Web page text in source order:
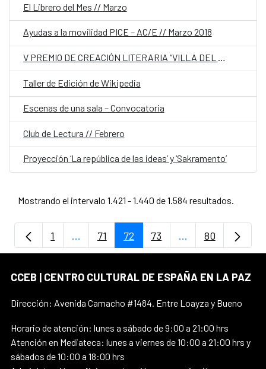
El Librero del Mes // Marzo
Ayudas a la movilidad PICE – AC/E // Marzo 2018
V PREMIO DE CREACIÓN LITERARIA “VILLA DEL LIBRO”. PREMIO DE NOVELA 2017
Taller de Edición de Wikipedia
Escenas de una sala – Convocatoria
Club de Lectura // Febrero
Proyección ‘La república de las ideas’ y ‘Sakramento’
Mostrando el intervalo 1.421 - 1.440 de 1.584 resultados.
Página
1 ...Páginas intermedias Use TAB para
Página
71 Página
72 Página
73 ...PáginasPágina
80
CCEB | CENTRO CULTURAL DE ESPAÑA EN LA PAZ
Dirección: Avenida Camacho #1484. Entre Loayza y Bueno
Horario de atención: lunes a sábado de 9:00 a 21:00 hrs
Atención en Mediateca: lunes a viernes de 10:00 a 21:00 hrs y
sábados de 10:00 a 18:00 hrs